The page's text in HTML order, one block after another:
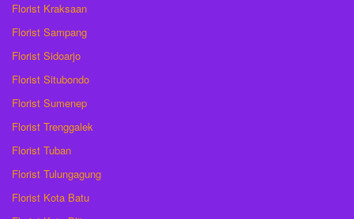
Florist Kraksaan
Florist Sampang
Florist Sidoarjo
Florist Situbondo
Florist Sumenep
Florist Trenggalek
Florist Tuban
Florist Tulungagung
Florist Kota Batu